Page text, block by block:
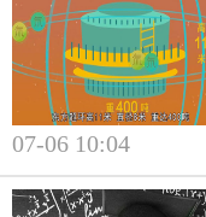
07-06 10:04